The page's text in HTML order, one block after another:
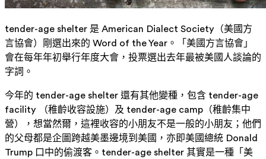
tender-age shelter 是 American Dialect Society（美國方
言協會）剛選出來的 Word of the Year。「美國方言協會」
會在每年年初舉行年度大會，投票選出去年最被美國人談論的
字詞。
今年的 tender-age shelter 還有其他變種，包含 tender-age
facility （稚齡收容設施）及 tender-age camp（稚齡集中
營），想當然爾，這裡收容的小朋友不是一般的小朋友；他們
的父母都是企圖跨越美墨邊境到美國，亦即美國總統 Donald
Trump 口中的偷渡客。tender-age shelter 其實是一種「美